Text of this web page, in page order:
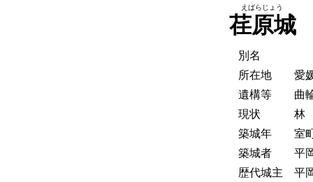
荏原城
別名
所在地
愛
遺構等
曲
現状
林
築城年
室
築城者
平
歴代城主
平
えばらじょう